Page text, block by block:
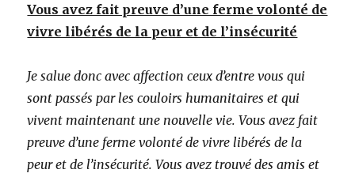
Vous avez fait preuve d’une ferme volonté de
vivre libérés de la peur et de l’insécurité
Je salue donc avec affection ceux d’entre vous qui
sont passés par les couloirs humanitaires et qui
vivent maintenant une nouvelle vie. Vous avez fait
preuve d’une ferme volonté de vivre libérés de la
peur et de l’insécurité. Vous avez trouvé des amis et